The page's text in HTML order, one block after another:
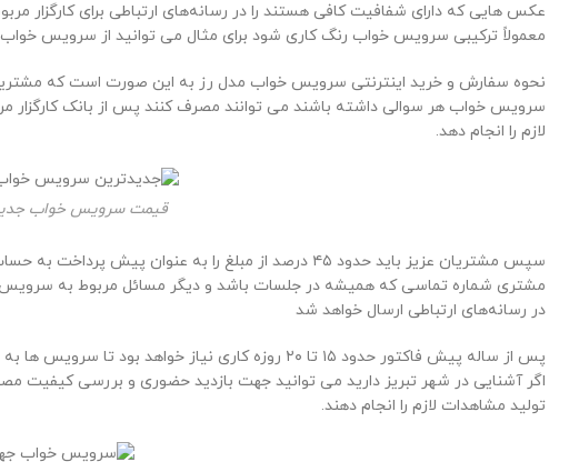
عکس هایی که دارای شفافیت کافی هستند را در رسانه‌های ارتباطی برای کارگزار
معمولاً ترکیبی سرویس خواب رنگ کاری شود برای مثال می توانید از سرویس خواب
نحوه سفارش و خرید اینترنتی سرویس خواب مدل رز به این صورت است که
سرویس خواب هر سوالی داشته باشند می توانند مصرف کنند پس از بانک کارگزار
لازم را انجام دهد.
قیمت سرویس خواب
سپس مشتریان عزیز باید حدود ۴۵ درصد از مبلغ را
مشتری شماره تماسی که همیشه در جلسات باشد و دیگر مسائل مربوط به
در رسانه‌های ارتباطی ارسال خواهد شد
پس از ساله پیش فاکتور حدود ۱۵ تا ۲۰ روزه کاری
اگر آشنایی در شهر تبریز دارید می توانید جهت بازدید حضوری و بررسی کیفیت
تولید مشاهدات لازم را انجام دهند.